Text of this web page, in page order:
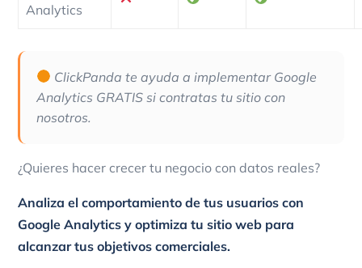
Analytics
ClickPanda te ayuda a implementar Google
Analytics GRATIS si contratas tu sitio con
nosotros.
¿Quieres hacer crecer tu negocio con datos reales?
Analiza el comportamiento de tus usuarios con
Google Analytics y optimiza tu sitio web para
alcanzar tus objetivos comerciales.